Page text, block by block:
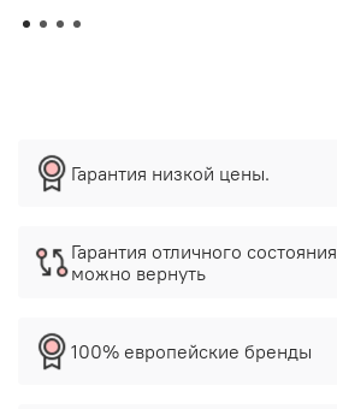
Гарантия низкой цены.
Гарантия отличного
можно вернуть
100% европейские бренды